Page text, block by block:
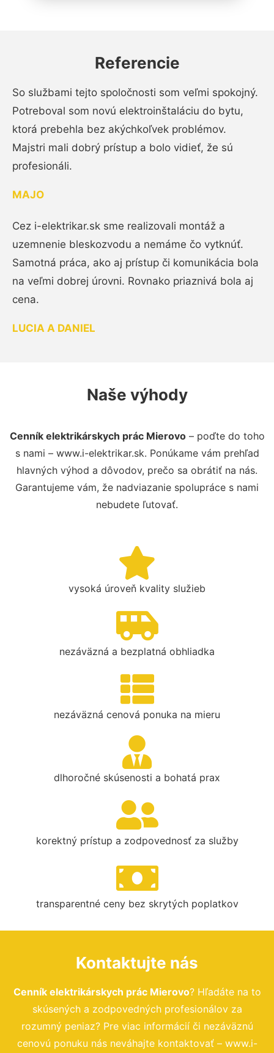
Referencie
So službami tejto spoločnosti som veľmi spokojný.
Potreboval som novú elektroinštaláciu do bytu,
ktorá prebehla bez akýchkoľvek problémov.
Majstri mali dobrý prístup a bolo vidieť, že sú
profesionáli.
MAJO
Cez i-elektrikar.sk sme realizovali montáž a
uzemnenie bleskozvodu a nemáme čo vytknúť.
Samotná práca, ako aj prístup či komunikácia bola
na veľmi dobrej úrovni. Rovnako priaznivá bola aj
cena.
LUCIA A DANIEL
Naše výhody
Cenník elektrikárskych prác Mierovo– poďte do toho
s nami – www.i-elektrikar.sk. Ponúkame vám prehľad
hlavných výhod a dôvodov, prečo sa obrátiť na nás.
Garantujeme vám, že nadviazanie spolupráce s nami
nebudete ľutovať.
vysoká úroveň kvality služieb
nezáväzná a bezplatná obhliadka
nezáväzná cenová ponuka na mieru
dlhoročné skúsenosti a bohatá prax
korektný prístup a zodpovednosť za služby
transparentné ceny bez skrytých poplatkov
Kontaktujte nás
Cenník elektrikárskych prác Mierovo? Hľadáte na to
skúsených a zodpovedných profesionálov za
rozumný peniaz? Pre viac informácií či nezáväznú
cenovú ponuku nás neváhajte kontaktovať – www.i-